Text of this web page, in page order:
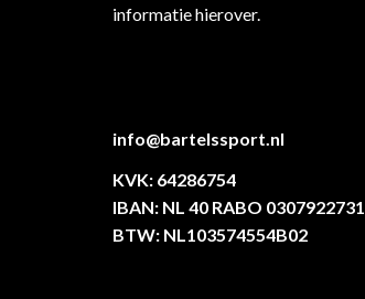
informatie hierover.
info@bartelssport.nl
KVK: 64286754
IBAN: NL 40 RABO 0307922731
BTW: NL103574554B02